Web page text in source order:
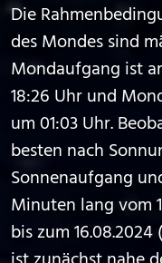
Die
des Mondes sind
Mondaufgang ist
18:26 Uhr und
um 01:03 Uhr.
besten nach
Sonnenaufgang
Minuten lang vom
bis zum